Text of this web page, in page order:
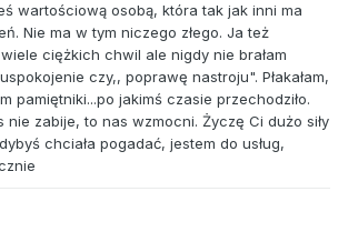
wartościową osobą, która tak jak inni ma
Nie ma w tym niczego złego. Ja też
ciężkich chwil ale nigdy nie brałam
czy,, poprawę nastroju". Płakałam,
pamiętniki...po jakimś czasie przechodziło.
nie zabije, to nas wzmocni. Życzę Ci dużo siły
chciała pogadać, jestem do usług,